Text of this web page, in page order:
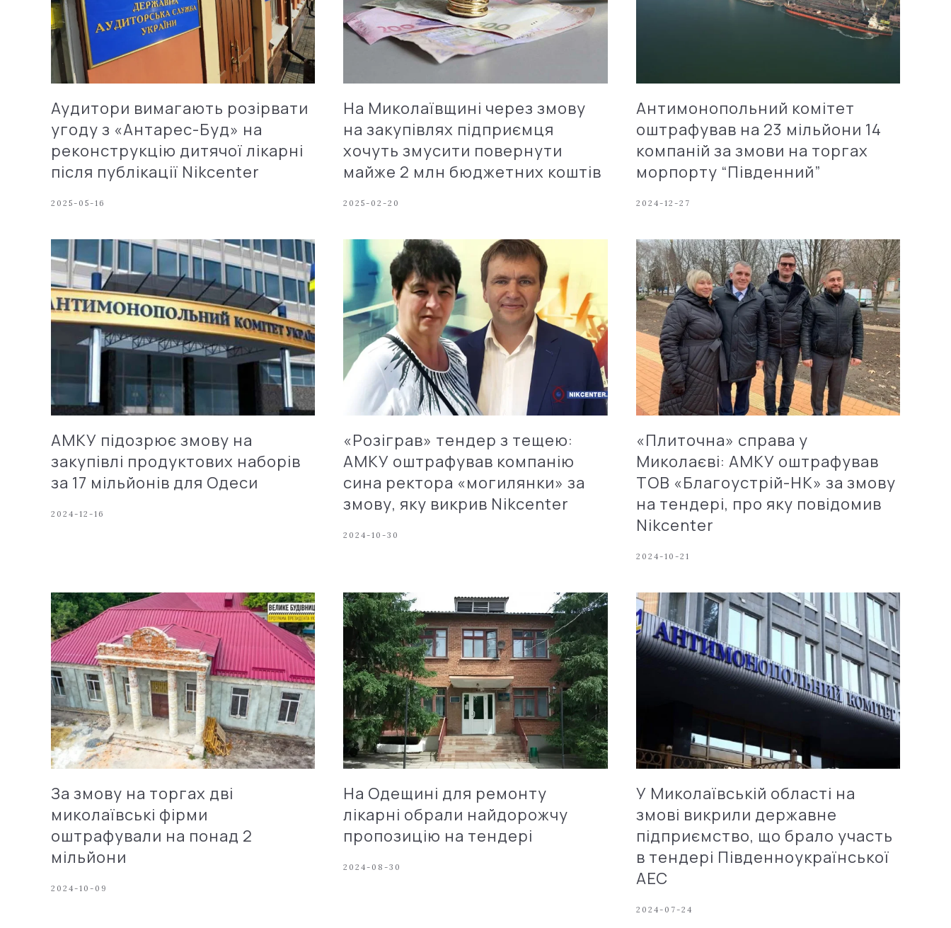
Аудитори вимагають розірвати
угоду з «Антарес-Буд» на
реконструкцію дитячої лікарні
після публікації Nikcenter
2025-05-16
На Миколаївщині через змову
на закупівлях підприємця
хочуть змусити повернути
майже 2 млн бюджетних коштів
2025-02-20
Антимонопольний комітет
оштрафував на 23 мільйони 14
компаній за змови на торгах
морпорту “Південний”
2024-12-27
АМКУ підозрює змову на
закупівлі продуктових наборів
за 17 мільйонів для Одеси
2024-12-16
«Розіграв» тендер з тещею:
АМКУ оштрафував компанію
сина ректора «могилянки» за
змову, яку викрив Nikcenter
2024-10-30
«Плиточна» справа у
Миколаєві: АМКУ оштрафував
ТОВ «Благоустрій-НК» за змову
на тендері, про яку повідомив
Nikcenter
2024-10-21
За змову на торгах дві
миколаївські фірми
оштрафували на понад 2
мільйони
2024-10-09
На Одещині для ремонту
лікарні обрали найдорожчу
пропозицію на тендері
2024-08-30
У Миколаївській області на
змові викрили державне
підприємство, що брало участь
в тендері Південноукраїнської
АЕС
2024-07-24